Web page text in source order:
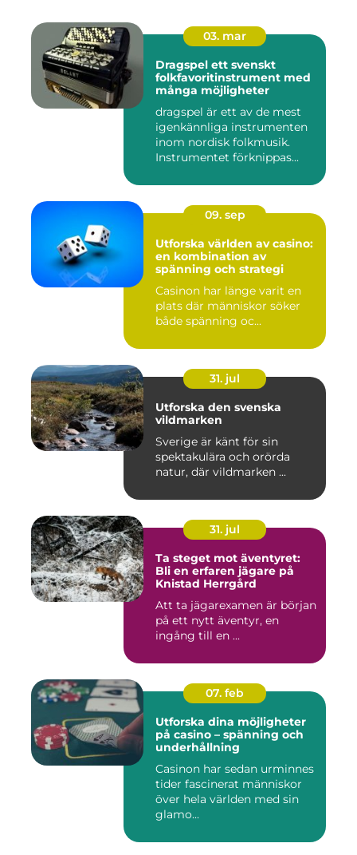
03. mar
Dragspel ett svenskt
folkfavoritinstrument med
många möjligheter
dragspel är ett av de mest
igenkännliga instrumenten
inom nordisk folkmusik.
Instrumentet förknippas...
09. sep
Utforska världen av casino:
en kombination av
spänning och strategi
Casinon har länge varit en
plats där människor söker
både spänning oc...
31. jul
Utforska den svenska
vildmarken
Sverige är känt för sin
spektakulära och orörda
natur, där vildmarken ...
31. jul
Ta steget mot äventyret:
Bli en erfaren jägare på
Knistad Herrgård
Att ta jägarexamen är början
på ett nytt äventyr, en
ingång till en ...
07. feb
Utforska dina möjligheter
på casino – spänning och
underhållning
Casinon har sedan urminnes
tider fascinerat människor
över hela världen med sin
glamo...